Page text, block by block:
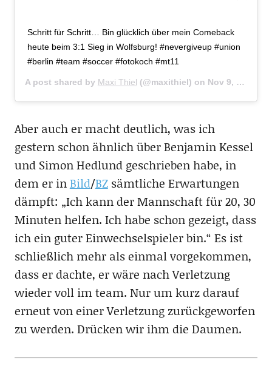
Schritt für Schritt… Bin glücklich über mein Comeback
heute beim 3:1 Sieg in Wolfsburg! #nevergiveup #union
#berlin #team #soccer #fotokoch #mt11
A post shared by Maxi Thiel (@maxithiel) on Nov 9, 2016 at 9:15am PST
Aber auch er macht deutlich, was ich
gestern schon ähnlich über Benjamin Kessel
und Simon Hedlund geschrieben habe, in
dem er inBild/BZsämtliche Erwartungen
dämpft: „Ich kann der Mannschaft für 20, 30
Minuten helfen. Ich habe schon gezeigt, dass
ich ein guter Einwechselspieler bin.“ Es ist
schließlich mehr als einmal vorgekommen,
dass er dachte, er wäre nach Verletzung
wieder voll im team. Nur um kurz darauf
erneut von einer Verletzung zurückgeworfen
zu werden. Drücken wir ihm die Daumen.